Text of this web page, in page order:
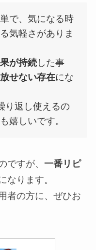
で、気になる時
気軽さがありま
が持続した事
せない存在にな
り返し使えるの
嬉しいです。
ですが、 一番リピ
なります。
者の方に、ぜひお